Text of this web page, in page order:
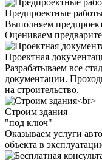
Предпроектные
Выполняем
Оцениваем
Проектная
Разрабатываем все
документации.
на строительство.
Строим здания
"под ключ"
Оказываем услуги
объекта в